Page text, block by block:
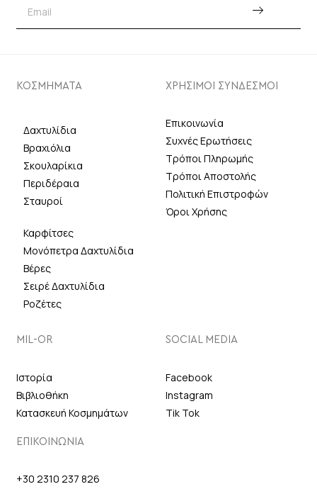
ΚΟΣΜΗΜΑΤΑ
Δαχτυλίδια
Βραχιόλια
Σκουλαρίκια
Περιδέραια
Σταυροί
Καρφίτσες
Μονόπετρα Δαχτυλίδια
Βέρες
Σειρέ Δαχτυλίδια
Ροζέτες
ΧΡΗΣΙΜΟΙ ΣΥΝΔΕΣΜΟΙ
Επικοινωνία
Συχνές Ερωτήσεις
Τρόποι Πληρωμής
Τρόποι Αποστολής
Πολιτική Επιστροφών
Όροι Χρήσης
MIL-OR
Ιστορία
Βιβλιοθήκη
Κατασκευή Κοσμημάτων
SOCIAL MEDIA
Facebook
Instagram
Tik Tok
ΕΠΙΚΟΙΝΩΝΙΑ
+30 2310 237 826